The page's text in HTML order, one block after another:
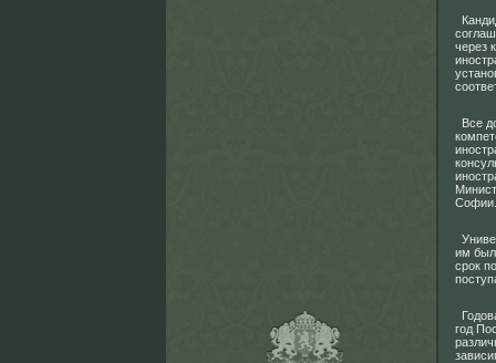
через
Все
им
срок
год